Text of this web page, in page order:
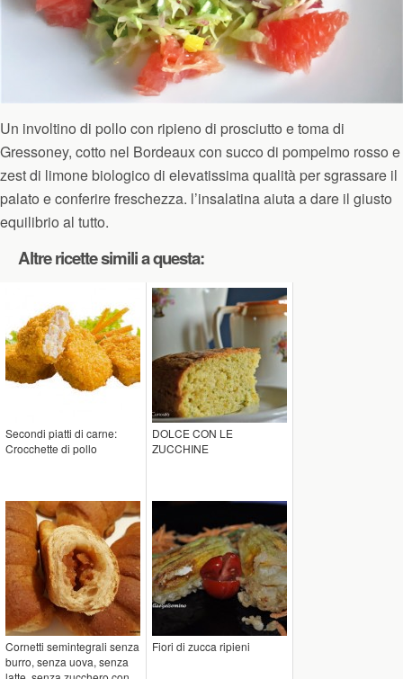
Un involtino di pollo con ripieno di prosciutto e toma di
Gressoney, cotto nel Bordeaux con succo di pompelmo rosso e
zest di limone biologico di elevatissima qualità per sgrassare il
palato e conferire freschezza. l’insalatina aiuta a dare il giusto
equilibrio al tutto.
Altre ricette simili a questa:
Secondi piatti di carne:
Crocchette di pollo
DOLCE CON LE
ZUCCHINE
Cornetti semintegrali senza
burro, senza uova, senza
Fiori di zucca ripieni